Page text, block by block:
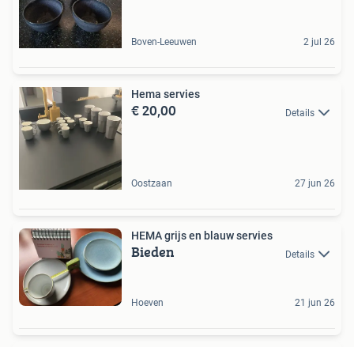
Boven-Leeuwen 2 jul 26
Hema servies
€ 20,00 Details
Oostzaan 27 jun 26
HEMA grijs en blauw servies
Bieden Details
Hoeven 21 jun 26